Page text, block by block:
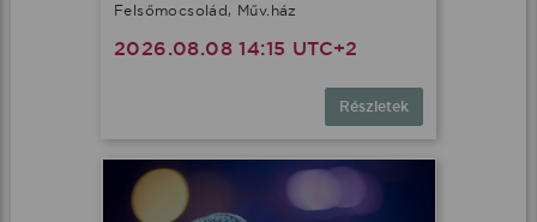
Felsőmocsolád, Műv.ház
2026.08.08 14:15 UTC+2
Részletek